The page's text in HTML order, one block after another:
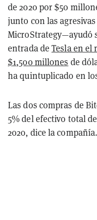
de 2020 por$50
junto con las
MicroStrategy—ayudó
entrada deTesla en el
$1,500 millones de
ha quintuplicado en
Las dos compras de
5% del efectivo total
2020, dice la compañía.